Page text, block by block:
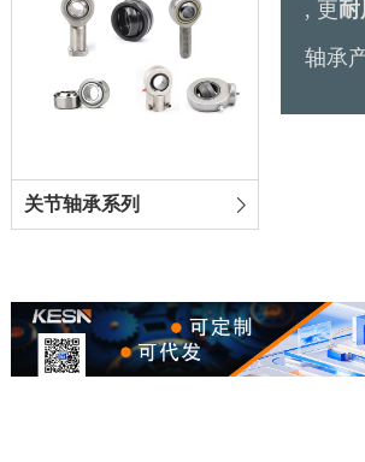
关节轴承系列
, 更耐
轴承